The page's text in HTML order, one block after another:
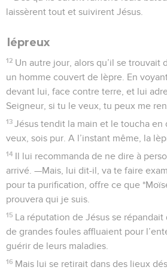
laissèrent tout et suivirent Jésus.
lépreux
12 Un autre jour, alors qu’il se trouvait
un homme couvert de lèpre. En
devant lui, face contre terre, et lui
Seigneur, si tu le veux, tu peux me
13 Jésus tendit la main et le toucha
veux, sois pur. A l’instant même, la
14 Il lui recommanda de ne dire à
arrivé. —Mais, lui dit-il, va te faire
pour ta purification, offre ce que
prouvera qui je suis.
15 La réputation de Jésus se répandait
de grandes foules affluaient pour
guérir de leurs maladies.
16 Mais lui se retirait dans des lieux